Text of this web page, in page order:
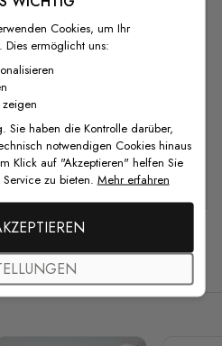
Produkte
Cookies, um Ihr
Dies ermöglicht uns:
Sie haben die Kontrolle darüber,
notwendigen Cookies hinaus
Klick auf "Akzeptieren" helfen Sie
zu bieten. Mehr erfahren